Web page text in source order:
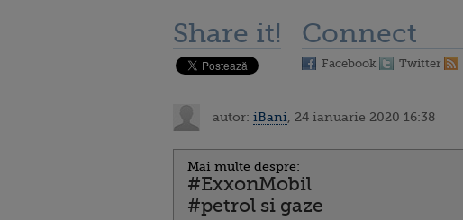
Share it! Connect
Facebook Twitter
autor: iBani , 24 ianuarie 2020 16:38
Mai multe despre:
#ExxonMobil
#petrol si gaze